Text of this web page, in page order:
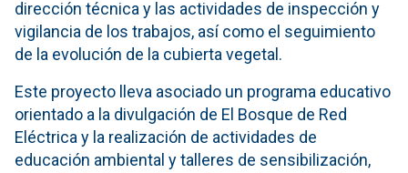
dirección técnica y las actividades de inspección y
vigilancia de los trabajos, así como el seguimiento
de la evolución de la cubierta vegetal.
Este proyecto lleva asociado un programa educativo
orientado a la divulgación de El Bosque de Red
Eléctrica y la realización de actividades de
educación ambiental y talleres de sensibilización,